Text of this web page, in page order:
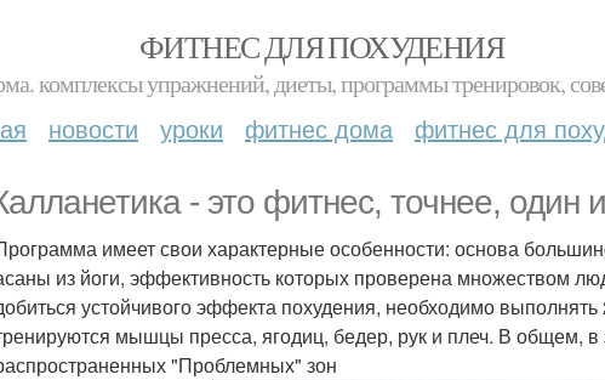
ФИТНЕС ДЛЯ ПОХУДЕНИЯ
комплексы упражнений, диеты, программы тренировок,
новости уроки фитнес дома фитнес для
- это фитнес, точнее, один
имеет свои характерные особенности: основа
из йоги, эффективность которых проверена множеством
устойчивого эффекта похудения, необходимо
мышцы пресса, ягодиц, бедер, рук и плеч. В общем,
"Проблемных" зон